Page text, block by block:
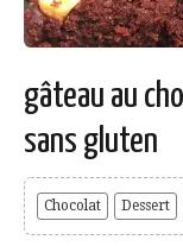
gâteau au
sans gluten
Chocolat Dessert